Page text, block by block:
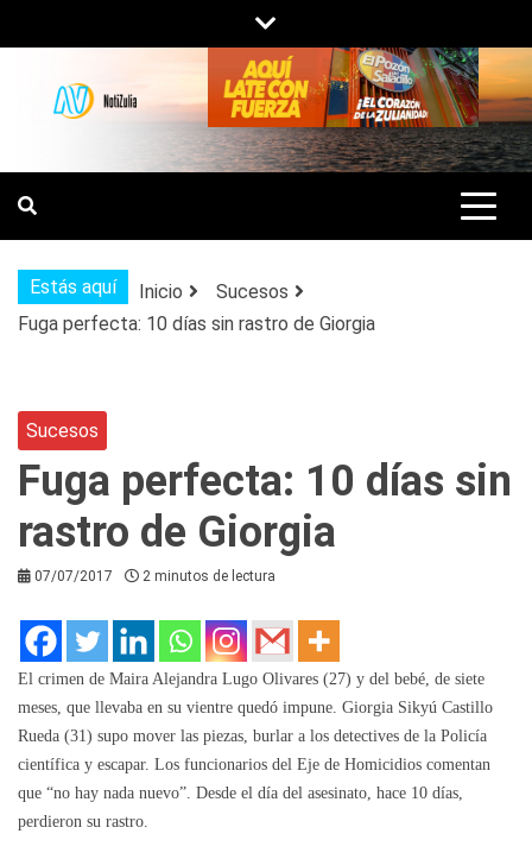
al
contenido
NOTIZULIA
NOTICIAS DEL ZULIA, VENEZUELA Y
DE INTERÉS GENERAL.
Estás aquí Inicio
Sucesos
Fuga perfecta: 10 días sin rastro de Giorgia
Sucesos
Fuga perfecta: 10 días sin
rastro de Giorgia
07/07/2017 2 minutos de lectura
El crimen de Maira Alejandra Lugo Olivares (27) y del bebé, de siete
meses, que llevaba en su vientre quedó impune. Giorgia Sikyú Castillo
Rueda (31) supo mover las piezas, burlar a los detectives de la Policía
científica y escapar. Los funcionarios del Eje de Homicidios comentan
que “no hay nada nuevo”. Desde el día del asesinato, hace 10 días,
perdieron su rastro.